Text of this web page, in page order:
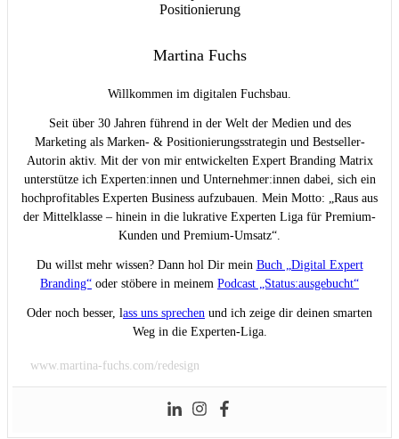
Martina Fuchs
Willkommen im digitalen Fuchsbau.
Seit über 30 Jahren führend in der Welt der Medien und des
Marketing als Marken- & Positionierungsstrategin und Bestseller-
Autorin aktiv. Mit der von mir entwickelten Expert Branding Matrix
unterstütze ich Experten:innen und Unternehmer:innen dabei, sich ein
hochprofitables Experten Business aufzubauen. Mein Motto: „Raus aus
der Mittelklasse – hinein in die lukrative Experten Liga für Premium-
Kunden und Premium-Umsatz“.
Du willst mehr wissen? Dann hol Dir mein Buch „Digital Expert
Branding“ oder stöbere in meinem Podcast „Status:ausgebucht“
Oder noch besser, lass uns sprechen und ich zeige dir deinen smarten
Weg in die Experten-Liga.
www.martina-fuchs.com/redesign